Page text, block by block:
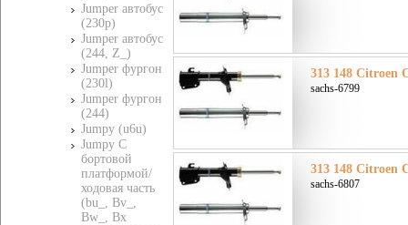
Jumper автобус
(230p)
Jumper автобус
(244, Z_)
Jumper фургон
(230l)
Jumper фургон
(244)
Jumpy (u6u)
Jumpy C
бортовой
платформой/
ходовая часть
(bu_, Bv_,
Bw_, Bx
313 148 Citroen
sachs-6799
313 148 Citroen
sachs-6807